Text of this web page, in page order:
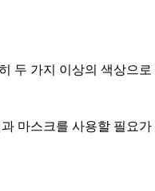
두 가지 이상의 색상으
마스크를 사용할 필요